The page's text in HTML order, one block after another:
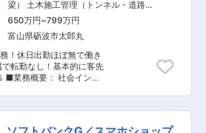
スピーディーです。社員同
で基礎から学べます。
持つ安定企業で、長期的
す。 ■働き方：年間休日
ランス良好／転勤なしで
マイカー通勤可、出張手
入社後は富山県内の顧客
を積めば管理職への登用
的なキャリアを築けま
んだ技術者が、工事の円
各現
を持った当社の社員が活
とんどが定年まで勤め上
是非あなたの経験・スキ
下
場と事務所の行き来も盛
ますが、普段は前述の通
効率よく業務を進められ
っちりとした休日の確保
梁） 土木施工管理（トンネル・道路・
造成・ダム・河川・港湾・造園など）
650万円~799万円
富山県砺波市太郎丸
！休日出勤ほぼ無で働き
転勤なし！基本的に客先
をご担当いただきます。
援業務（工事監督支援業